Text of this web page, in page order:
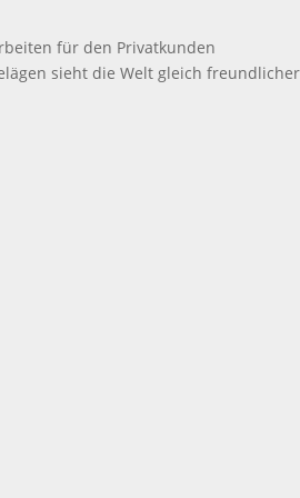
für den Privatkunden
sieht die Welt gleich